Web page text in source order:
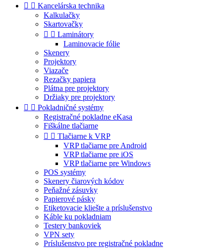
  Kancelárska technika
Kalkulačky
Skartovačky
  Laminátory
Laminovacie fólie
Skenery
Projektory
Viazače
Rezačky papiera
Plátna pre projektory
Držiaky pre projektory
  Pokladničné systémy
Registračné pokladne eKasa
Fiškálne tlačiarne
  Tlačiarne k VRP
VRP tlačiarne pre Android
VRP tlačiarne pre iOS
VRP tlačiarne pre Windows
POS systémy
Skenery čiarových kódov
Peňažné zásuvky
Papierové pásky
Etiketovacie kliešte a príslušenstvo
Káble ku pokladniam
Testery bankoviek
VPN sety
Príslušenstvo pre registračné pokladne